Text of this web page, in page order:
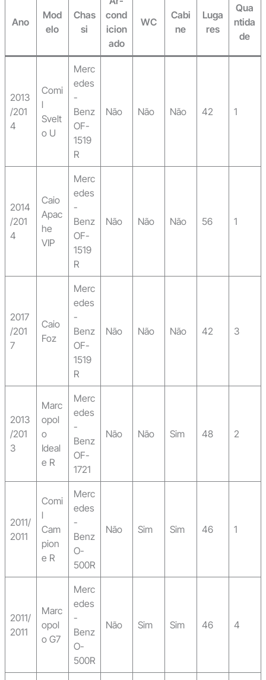
Ano
Mod
elo
Chas
si
cond
icion
ado
WC
Cabi
ne
Luga
res
Qua
ntida
de
2013
/201
4
Comi
l
Svelt
o U
Merc
edes
-
Benz
OF-
1519
R
Não Não Não 42 1
2014
/201
4
Caio
Apac
he
VIP
Merc
edes
-
Benz
OF-
1519
R
Não Não Não 56 1
2017
/201
7
Caio
Foz
Merc
edes
-
Benz
OF-
1519
R
Não Não Não 42 3
2013
/201
3
Marc
opol
o
Ideal
e R
Merc
edes
-
Benz
OF-
1721
Não Não Sim 48 2
2011/
2011
Comi
l
Cam
pion
e R
Merc
edes
-
Benz
O-
500R
Não Sim Sim 46 1
2011/
2011
Marc
opol
o G7
Merc
edes
-
Benz
O-
500R
Não Sim Sim 46 4